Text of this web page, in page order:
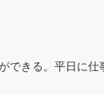
できる。平日に仕